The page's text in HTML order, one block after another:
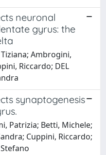
neuronal
gyrus: the
Ambrogini,
Riccardo; DEL
synaptogenesis
Patrizia; Betti, Michele;
Cuppini, Riccardo;